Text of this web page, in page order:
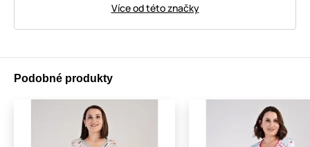
Více od této značky
Podobné produkty